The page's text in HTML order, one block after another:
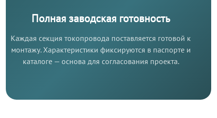
Полная заводская готовность
Каждая секция токопровода поставляется готовой к
монтажу. Характеристики фиксируются в паспорте и
каталоге — основа для согласования проекта.